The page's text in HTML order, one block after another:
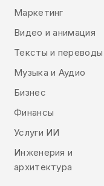
Маркетинг
Видео и анимация
Тексты и переводы
Музыка и Аудио
Бизнес
Финансы
Услуги ИИ
Инженерия и
архитектура